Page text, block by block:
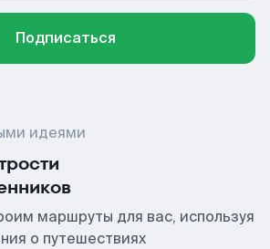
Подписаться
идеями
маршруты для вас, используя
о путешествиях